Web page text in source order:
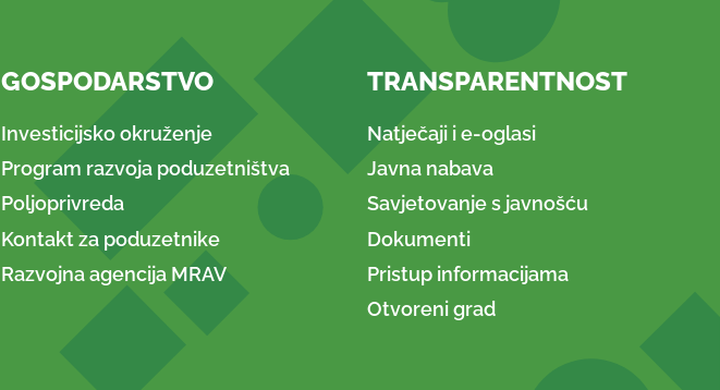
GOSPODARSTVO
Investicijsko okruženje
Program razvoja poduzetništva
Poljoprivreda
Kontakt za poduzetnike
Razvojna agencija MRAV
TRANSPARENTNOST
Natječaji i e-oglasi
Javna nabava
Savjetovanje s javnošću
Dokumenti
Pristup informacijama
Otvoreni grad